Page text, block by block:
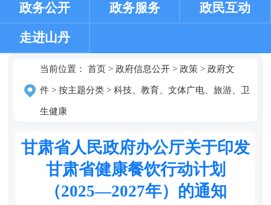
政务公开 政务服务 政民互动
走进山丹
当前位置： 首页> 政府信息公开> 政策> 政府文
件> 按主题分类> 科技、教育、文体广电、旅游、卫
生健康
甘肃省人民政府办公厅关于印发
甘肃省健康餐饮行动计划
（2025—2027年）的通知